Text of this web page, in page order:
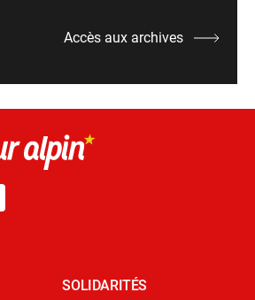
Accès aux archives
SOLIDARITÉS